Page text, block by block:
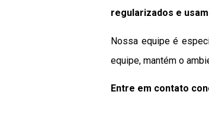
regularizados e
Nossa equipe é
equipe, mantém o
Entre em contato